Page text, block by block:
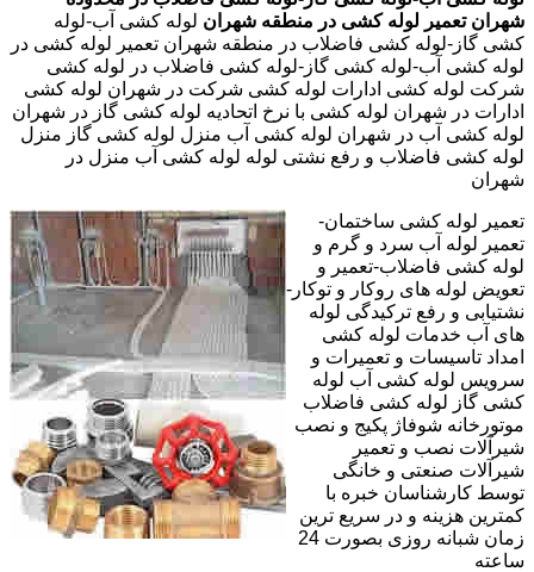
شهران تعمیر لوله کشی در منطقه شهران لوله کشی آب-لوله
کشی گاز-لوله کشی فاضلاب در منطقه شهران تعمیر لوله کشی در
لوله کشی آب-لوله کشی گاز-لوله کشی فاضلاب در لوله کشی
شرکت لوله کشی ادارات لوله کشی شرکت در شهران لوله کشی
ادارات در شهران لوله کشی با نرخ اتحادیه لوله کشی گاز در شهران
لوله کشی آب در شهران لوله کشی آب منزل لوله کشی گاز منزل
لوله کشی فاضلاب و رفع نشتی لوله لوله کشی آب منزل در
شهران
تعمیر لوله کشی ساختمان-
تعمیر لوله آب سرد و گرم و
لوله کشی فاضلاب-تعمیر و
تعویض لوله های روکار و توکار-
نشتیابی و رفع ترکیدگی لوله
های آب خدمات لوله کشی
امداد تاسیسات و تعمیرات و
سرویس لوله کشی آب لوله
کشی گاز لوله کشی فاضلاب
موتورخانه شوفاژ پکیج و نصب
شیرآلات نصب و تعمیر
شیرآلات صنعتی و خانگی
توسط کارشناسان خبره با
کمترین هزینه و در سریع ترین
زمان شبانه روزی بصورت 24
ساعته